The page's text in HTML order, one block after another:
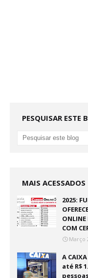
PESQUISAR ESTE
MAIS ACESSADOS
2025:
ONLINE
COM
Março
A
até R$